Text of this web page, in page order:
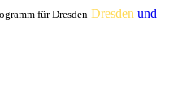
für Dresden Dresden und